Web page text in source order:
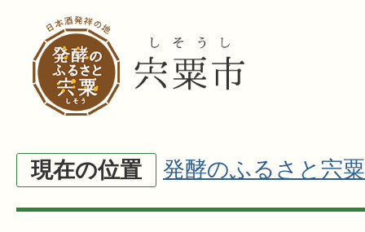
現在の位置 発酵のふるさと宍粟